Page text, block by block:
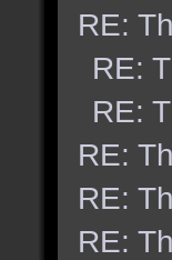
RE:
RE:
RE:
RE:
RE:
RE: